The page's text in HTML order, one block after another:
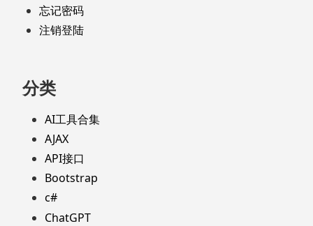
忘记密码
注销登陆
分类
AI工具合集
AJAX
API接口
Bootstrap
c#
ChatGPT